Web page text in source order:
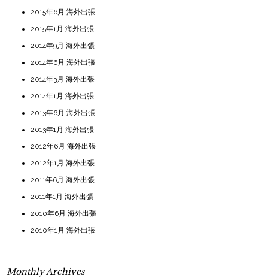
2015年6月 海外出張
2015年1月 海外出張
2014年9月 海外出張
2014年6月 海外出張
2014年3月 海外出張
2014年1月 海外出張
2013年6月 海外出張
2013年1月 海外出張
2012年6月 海外出張
2012年1月 海外出張
2011年6月 海外出張
2011年1月 海外出張
2010年6月 海外出張
2010年1月 海外出張
Monthly Archives